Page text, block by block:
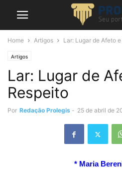
Home Artigos Lar: Lugar de Afeto
Artigos
Lar: Lugar de
Respeito
Por Redação Prolegis - 25 de abril de
* Maria